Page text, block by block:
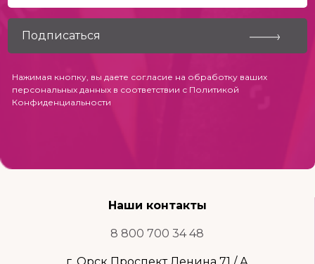
Нажимая кнопку, вы даете согласие на обработку ваших
персональных данных в соответствии с Политикой
Конфиденциальности
Наши контакты
8 800 700 34 48